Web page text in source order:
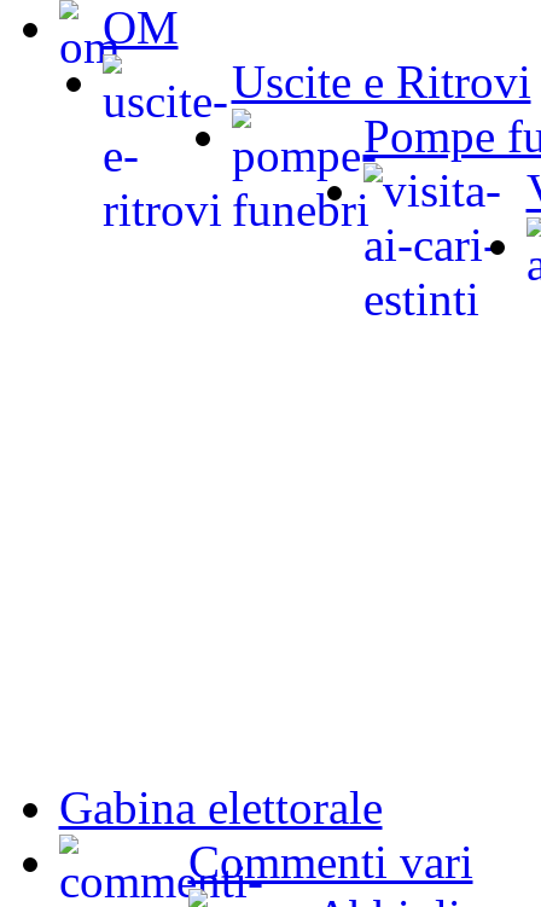
OM
Uscite e Ritrovi
Pompe
Gabina elettorale
Commenti vari